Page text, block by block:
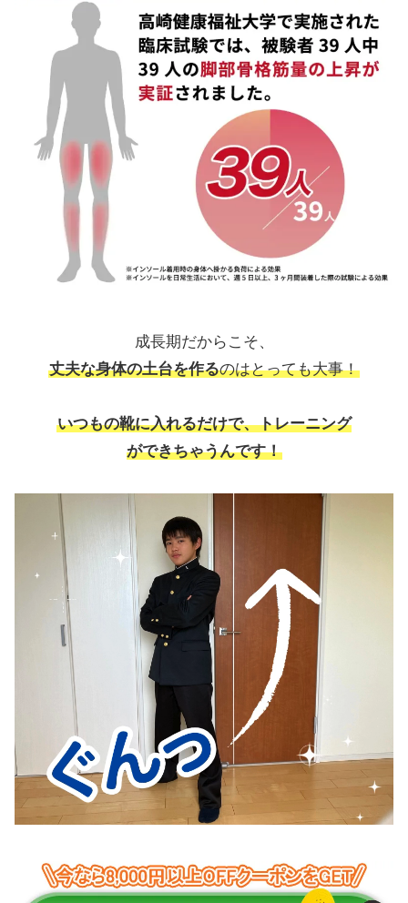
成長期だからこそ、
丈夫な身体の土台を作るのはとっても大事！
いつもの靴に入れるだけで、トレーニング
ができちゃうんです！